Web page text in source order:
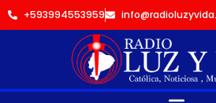
+593994553959